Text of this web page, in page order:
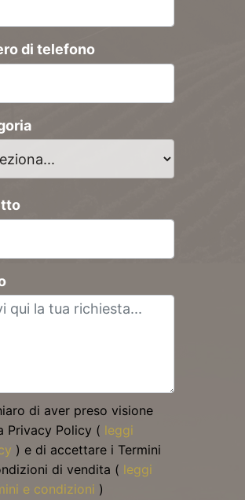
di telefono
di aver preso visione
Privacy Policy ( leggi
) e di accettare i Termini
di vendita ( leggi
e condizioni )